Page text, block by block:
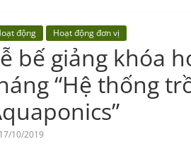
động Hoạt động đơn vị
bế giảng khóa
“Hệ thống
17/10/2019